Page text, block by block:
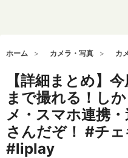
ホーム カメラ・写真 カ
【詳細まとめ】
まで撮れる！し
メ・スマホ連携
さんだぞ！ #チ
#liplay